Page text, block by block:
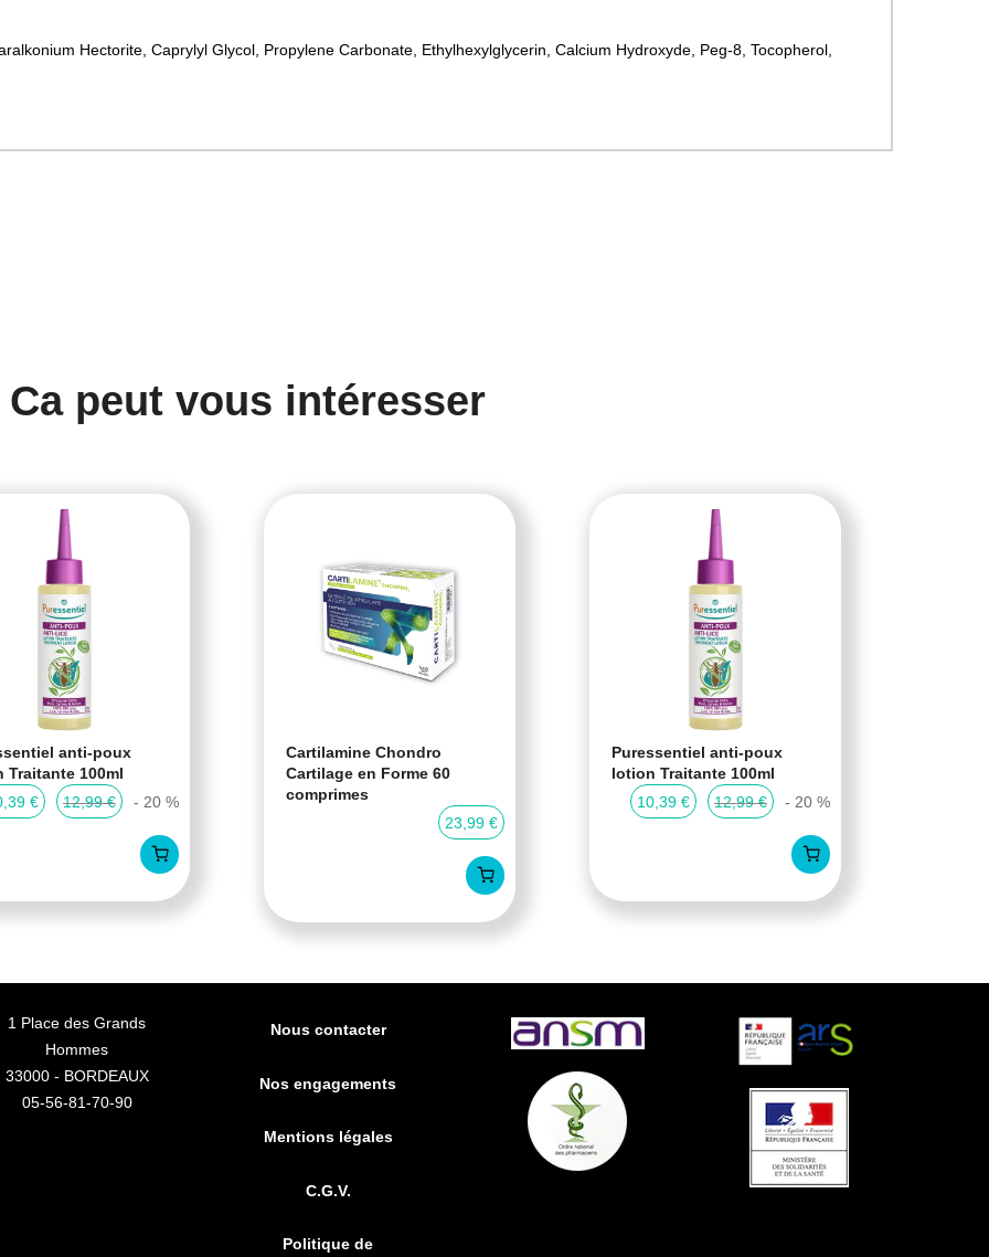
Hectorite, Caprylyl Glycol, Propylene Carbonate, Ethylhexylglycerin, Calcium Hydroxyde, Peg-8, Tocopherol,
Ca peut vous intéresser
anti-poux
Traitante 100ml
€
12,99 € - 20 %
Cartilamine Chondro
Cartilage en Forme 60
comprimes
23,99 €
Puressentiel anti-poux
lotion Traitante 100ml
10,39 €
12,99 € - 20 %
1 Place des Grands
Hommes
33000 - BORDEAUX
05-56-81-70-90
Nous contacter
Nos engagements
Mentions légales
C.G.V.
Politique de